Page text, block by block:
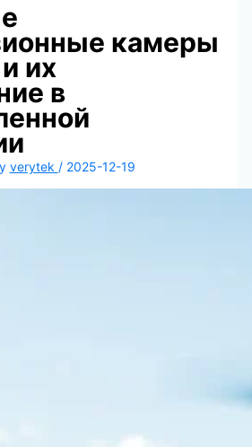
камеры
их
в
verytek / 2025-12-19